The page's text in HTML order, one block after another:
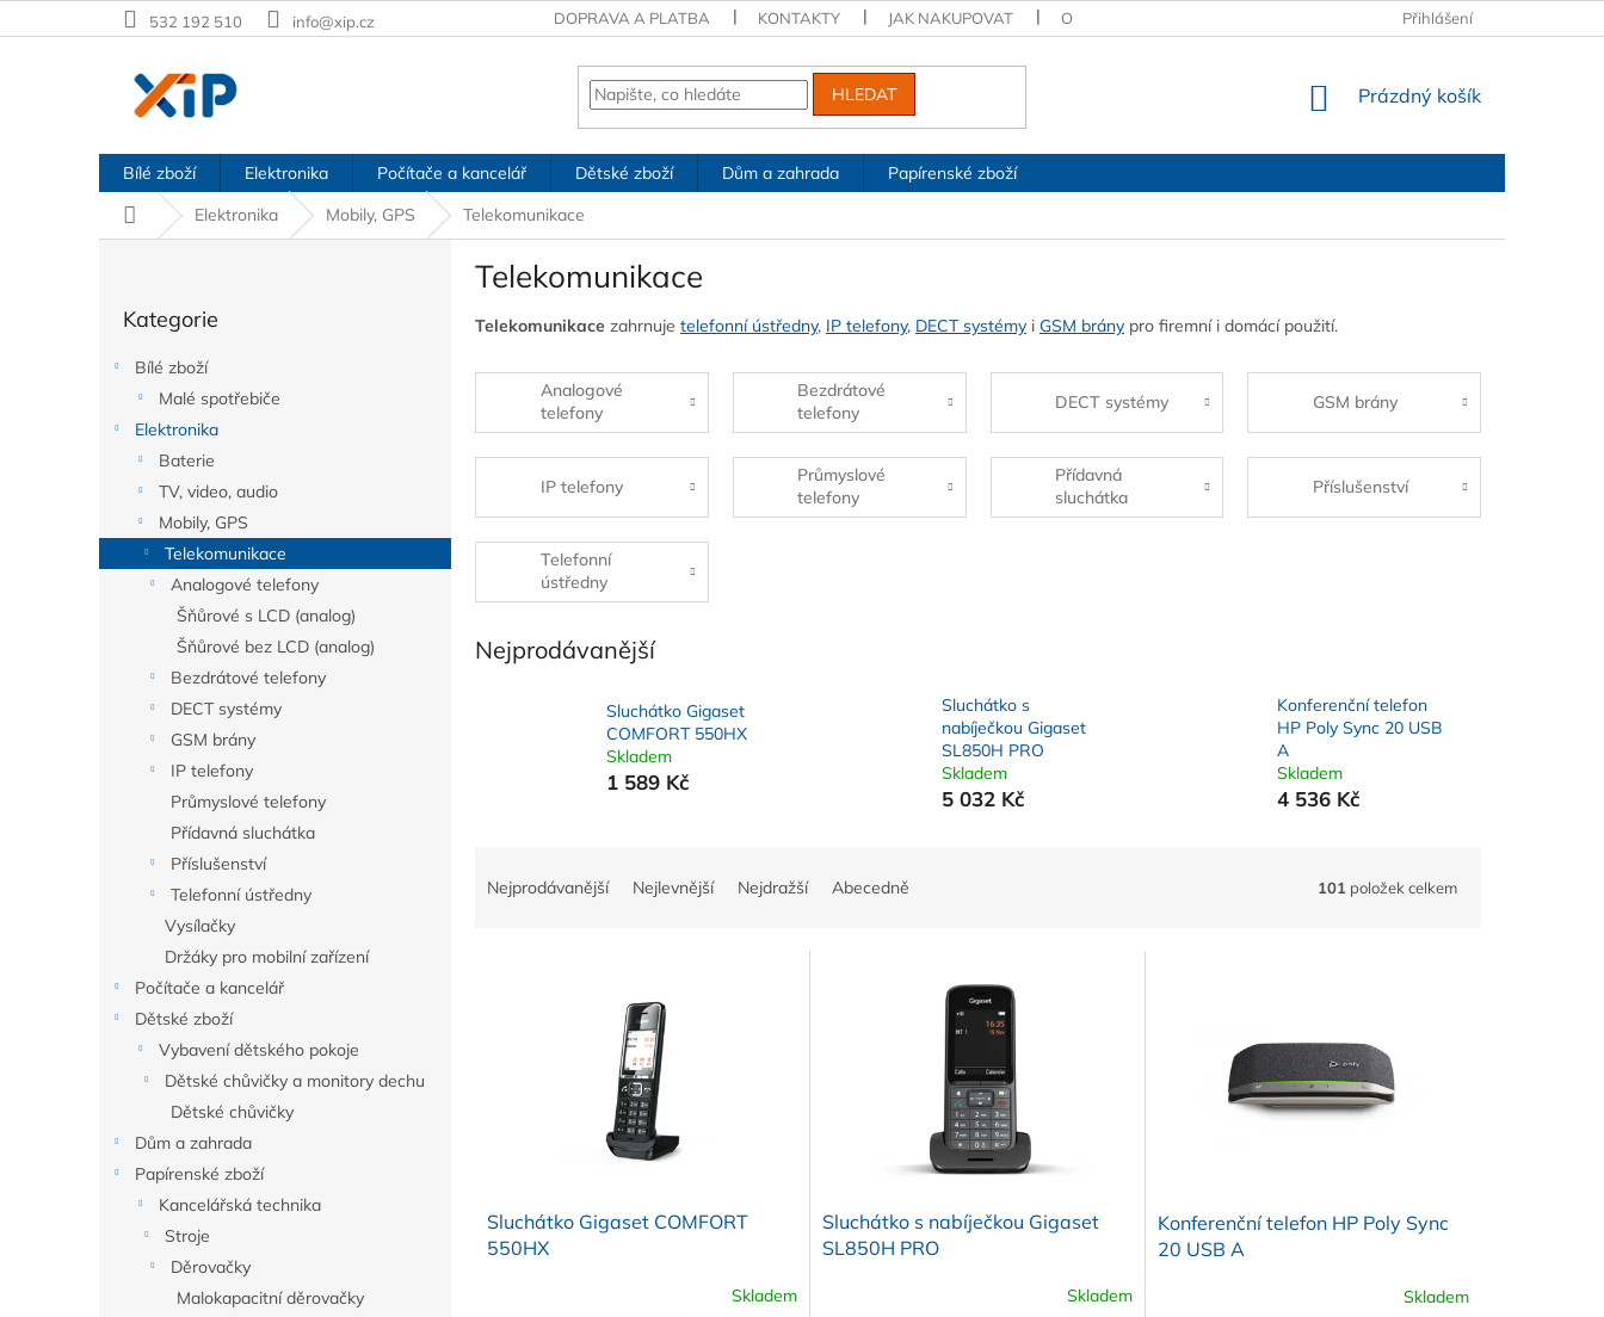
na
532 192 510 info@xip.cz DOPRAVA A PLATBA KONTAKTY JAK NAKUPOVAT OBCHODNÍ PODMÍNKY PODMÍNKY OCHRANY OSOBNÍCH ÚDAJŮ
Přihlášení
HLEDAT
NÁKUPNÍ
Prázdný košík
Bílé zboží Elektronika Počítače a kancelář Dětské zboží Dům a zahrada
Papírenské zboží
Domů
Elektronika Mobily, GPS Telekomunikace
n
e
kategorie
Kategorie
Bílé zboží
Malé spotřebiče
Elektronika
Baterie
TV, video, audio
Mobily, GPS
Telekomunikace
Analogové telefony
Šňůrové s LCD (analog)
Šňůrové bez LCD (analog)
Bezdrátové telefony
DECT systémy
GSM brány
IP telefony
Průmyslové telefony
Přídavná sluchátka
Příslušenství
Telefonní ústředny
Vysílačky
Držáky pro mobilní zařízení
Počítače a kancelář
Dětské zboží
Vybavení dětského pokoje
Dětské chůvičky a monitory dechu
Dětské chůvičky
Dům a zahrada
Papírenské zboží
Kancelářská technika
Stroje
Děrovačky
Malokapacitní děrovačky
Telekomunikace
Telekomunikace zahrnuje telefonní ústředny, IP telefony, DECT systémy i GSM brány pro firemní i domácí použití.
Analogové
telefony
Bezdrátové
telefony
DECT systémy GSM brány
IP telefony
Průmyslové
telefony
Přídavná
sluchátka
Příslušenství
Telefonní
ústředny
Nejprodávanější
Sluchátko Gigaset
COMFORT 550HX
Skladem
1 589 Kč
Sluchátko s
nabíječkou Gigaset
SL850H PRO
Skladem
5 032 Kč
Konferenční telefon
HP Poly Sync 20 USB
A
Skladem
4 536 Kč
Nejprodávanější Nejlevnější Nejdražší Abecedně 101 položek celkem
Sluchátko Gigaset COMFORT
550HX
Skladem
Sluchátko s nabíječkou Gigaset
SL850H PRO
Skladem
Konferenční telefon HP Poly Sync
20 USB A
Skladem